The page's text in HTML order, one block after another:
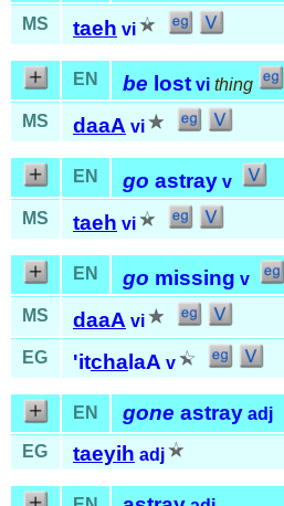
MS
taeh vi
EN be lost vi thing
MS
daaA vi
EN go astray v
MS
taeh vi
EN go missing v
MS
daaA vi
EG 'itcha laA v
EN gone astray adj
EG
taeyih adj